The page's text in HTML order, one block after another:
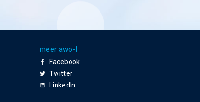
meer awo-l
Facebook
Twitter
LinkedIn